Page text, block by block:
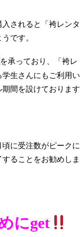
されると「袴レンタ
です。
を承っており、「袴レ
生さんにもご利用い
間を設けております
に受注数がピークに
ることをお勧めしま
にget